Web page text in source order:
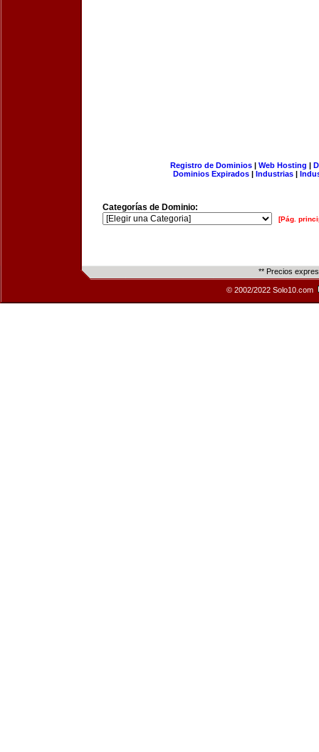
Registro de Dominios| Web Hosting |
Dominios Expirados | Industrias |
Categorías de Dominio:
[Pág.
** Precios
© 2002/2022 Solo10.com